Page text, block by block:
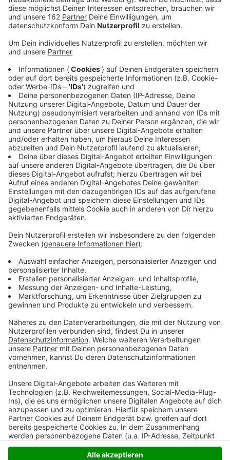
Anzeige
Anzeige
Fernzüge halten nicht in Bochum, Essen und den
und Regionalzüge werden umgeleitet, die Bahn setzt
auch Ersatzbusse ein. Die Bauarbeiten dauern vom 11.
bis zum 20. September. In dieser Zeit bündelt die Bahn
viele nötige Bauarbeiten für neue Schienen, Brücken
und an Stellwerken.
Anzeige
Für Pendler vom Niederrhein in Richtung Ruhrgebiet
gibt esHIERbei der Deutschen Bahn die Infos zu allen
betroffenen Strecken.
Sperrung:
Anzeige
©Deutsche Bahn
Anzeige
Anzeige